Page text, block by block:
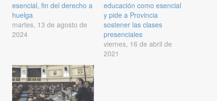
esencial, fin del derecho a
huelga
martes, 13 de agosto de
2024
educación como esencial
y pide a Provincia
sostener las clases
presenciales
viernes, 16 de abril de
2021